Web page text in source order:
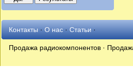
Контакты·О нас·Статьи·
Продажа радиокомпонентов ·